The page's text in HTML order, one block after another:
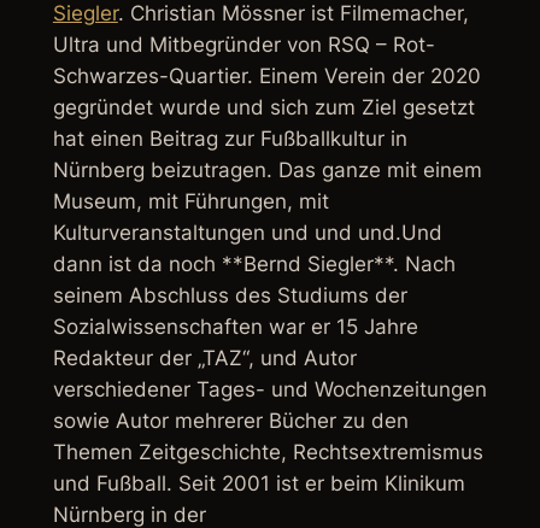
Siegler. Christian Mössner ist Filmemacher,
Ultra und Mitbegründer von RSQ – Rot-
Schwarzes-Quartier. Einem Verein der 2020
gegründet wurde und sich zum Ziel gesetzt
hat einen Beitrag zur Fußballkultur in
Nürnberg beizutragen. Das ganze mit einem
Museum, mit Führungen, mit
Kulturveranstaltungen und und und.Und
dann ist da noch **Bernd Siegler**. Nach
seinem Abschluss des Studiums der
Sozialwissenschaften war er 15 Jahre
Redakteur der „TAZ“, und Autor
verschiedener Tages- und Wochenzeitungen
sowie Autor mehrerer Bücher zu den
Themen Zeitgeschichte, Rechtsextremismus
und Fußball. Seit 2001 ist er beim Klinikum
Nürnberg in der